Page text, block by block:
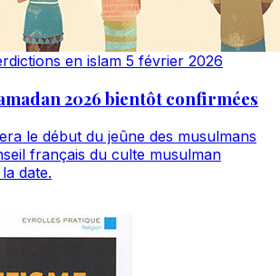
en islam 5 février 2026
2026 bientôt confirmées
le début du jeûne des musulmans
français du culte musulman
date.